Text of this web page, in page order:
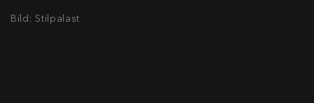
Bild: Stilpalast